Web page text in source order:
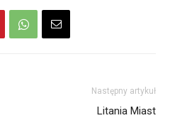
Następny artykuł
Litania Miast